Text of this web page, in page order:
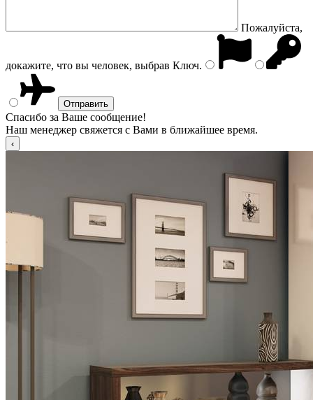
Пожалуйста,
докажите, что вы человек, выбрав Ключ.
Спасибо за Ваше сообщение!
Наш менеджер свяжется с Вами в ближайшее время.